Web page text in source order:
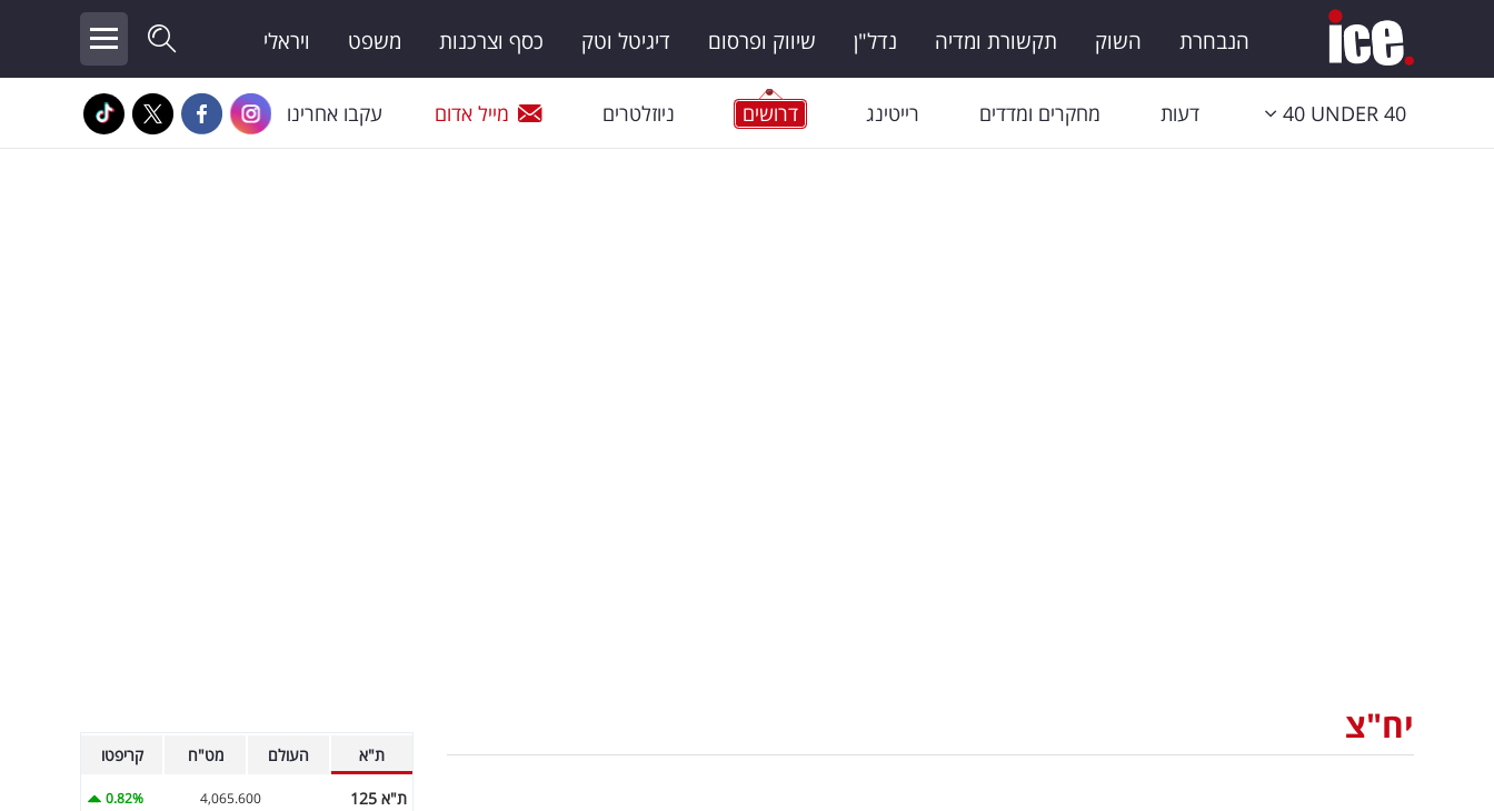
הנבחרת השוק תקשורת ומדיה נדל"ן שיווק ופרסום דיגיטל וטק כסף וצרכנות משפט ויראלי
40 UNDER 40 דעות מחקרים ומדדים רייטינג דרושים ניוזלטרים מייל אדום עקבו אחרינו
יח"צ
ת"א העולם מט"ח קריפטו
ת"א 125 4,065.600
0.82%